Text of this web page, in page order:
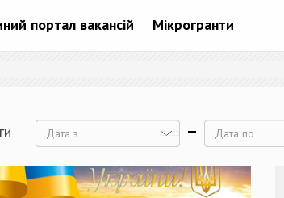
портал вакансій Мікрогранти